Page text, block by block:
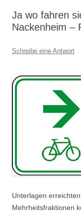
Ja wo fahren
Nackenheim –
Schreibe eine Antwort
Unterlagen
Mehrheitsfraktionen